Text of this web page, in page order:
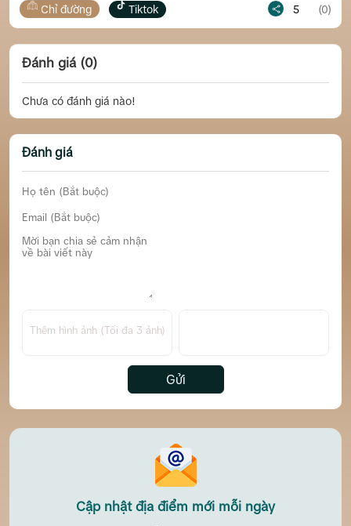
Tiktok Chỉ
Đánh giá (0)
Chưa có đánh giá nào!
Đánh giá
Thêm hình ảnh (Tối đa 3 ảnh)
Gửi
Cập nhật địa điểm mới mỗi ngày